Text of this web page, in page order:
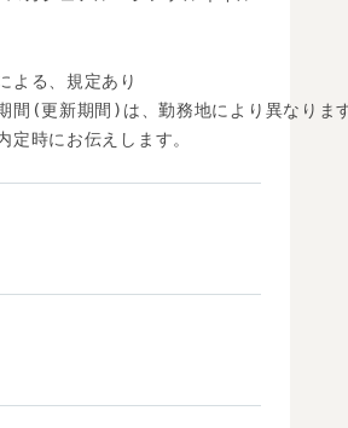
る、規定あり
間(更新期間)は、勤務地により異なりま
定時にお伝えします。